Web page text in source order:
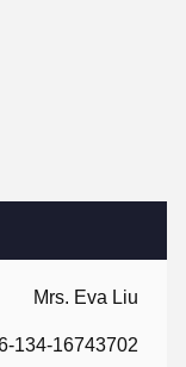
Mrs. Eva Liu
134-16743702